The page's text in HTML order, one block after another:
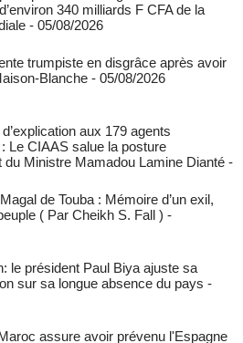
340 milliards F CFA de la
- 05/08/2026
trumpiste en disgrâce après avoir
Blanche - 05/08/2026
aux 179 agents
Le CIAAS salue la posture
du Ministre Mamadou Lamine Dianté -
de Touba : Mémoire d’un exil,
( Par Cheikh S. Fall ) -
le président Paul Biya ajuste sa
sur sa longue absence du pays -
assure avoir prévenu l'Espagne